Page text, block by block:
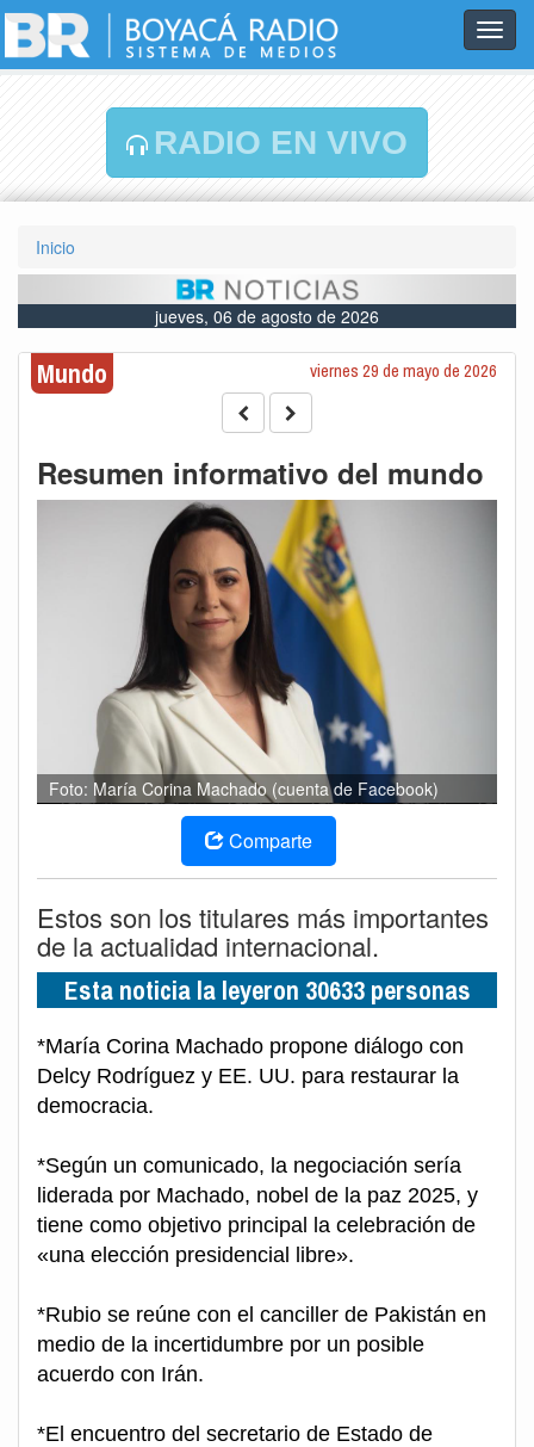
RADIO EN VIVO
Inicio
jueves, 06 de agosto de 2026
Mundo viernes 29 de mayo de 2026
Resumen informativo del mundo
Foto: María Corina Machado (cuenta de Facebook)
Comparte
Estos son los titulares más importantes
de la actualidad internacional.
Esta noticia la leyeron 30633 personas
*María Corina Machado propone diálogo con
Delcy Rodríguez y EE. UU. para restaurar la
democracia.
*Según un comunicado, la negociación sería
liderada por Machado, nobel de la paz 2025, y
tiene como objetivo principal la celebración de
«una elección presidencial libre».
*Rubio se reúne con el canciller de Pakistán en
medio de la incertidumbre por un posible
acuerdo con Irán.
*El encuentro del secretario de Estado de